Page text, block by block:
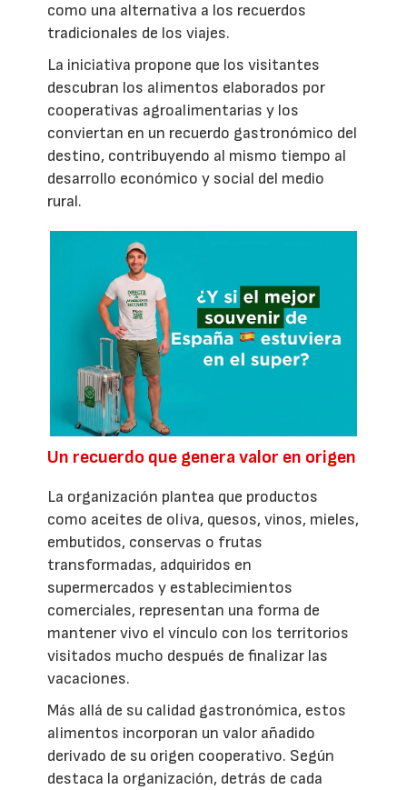
como una alternativa a los recuerdos
tradicionales de los viajes.
La iniciativa propone que los visitantes
descubran los alimentos elaborados por
cooperativas agroalimentarias y los
conviertan en un recuerdo gastronómico del
destino, contribuyendo al mismo tiempo al
desarrollo económico y social del medio
rural.
Un recuerdo que genera valor en origen
La organización plantea que productos
como aceites de oliva, quesos, vinos, mieles,
embutidos, conservas o frutas
transformadas, adquiridos en
supermercados y establecimientos
comerciales, representan una forma de
mantener vivo el vínculo con los territorios
visitados mucho después de finalizar las
vacaciones.
Más allá de su calidad gastronómica, estos
alimentos incorporan un valor añadido
derivado de su origen cooperativo. Según
destaca la organización, detrás de cada